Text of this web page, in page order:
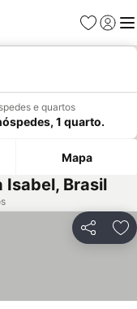
Favoritos
Iniciar
e quartos
1 quarto.
Mapa
Isabel, Brasil
Partilhar